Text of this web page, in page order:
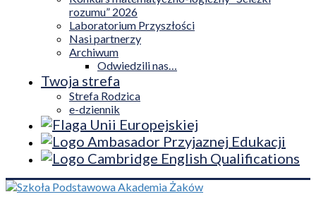
rozumu” 2026
Laboratorium Przyszłości
Nasi partnerzy
Archiwum
Odwiedzili nas…
Twoja strefa
Strefa Rodzica
e-dziennik